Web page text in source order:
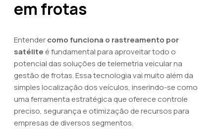
em frotas
Entendercomo funciona o rastreamento por
satélite é fundamental para aproveitar todo o
potencial das soluções de telemetria veicular na
gestão de frotas. Essa tecnologia vai muito além da
simples localização dos veículos, inserindo-se como
uma ferramenta estratégica que oferece controle
preciso, segurança e otimização de recursos para
empresas de diversos segmentos.